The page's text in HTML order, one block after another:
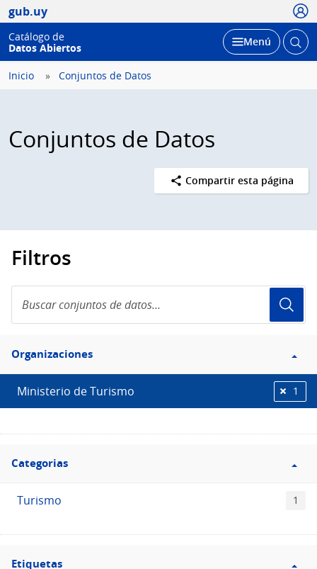
gub.uy
Catálogo de
Datos Abiertos
Desplegar
Menú Abrir
Inicio Conjuntos de Datos
Conjuntos de Datos
Compartir esta página
Filtros
conjuntos
de
Filtro
Organizaciones
Organizaciones
Ministerio de Turismo 1
Filtro
Categorias
Categorias
Turismo 1
Filtro
Etiquetas